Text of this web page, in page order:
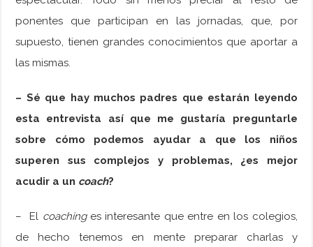
ponentes que participan en las jornadas, que, por
supuesto, tienen grandes conocimientos que aportar a
las mismas.
– Sé que hay muchos padres que estarán leyendo
esta entrevista así que me gustaría preguntarle
sobre cómo podemos ayudar a que los niños
superen sus complejos y problemas, ¿es mejor
acudir a un coach?
– El coachinges interesante que entre en los colegios,
de hecho tenemos en mente preparar charlas y